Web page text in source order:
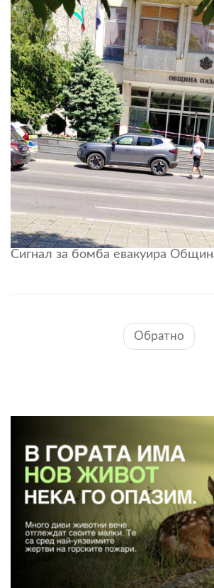
Сигнал за бомба евакуира
Обратно